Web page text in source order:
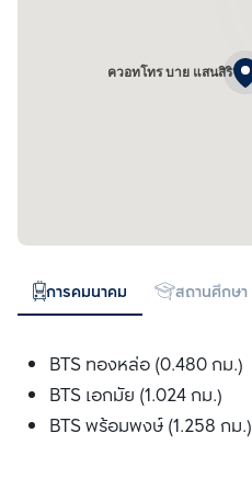
ควอทโทร บาย แสนสิริ
การคมนาคม สถานศึกษา
BTS ทองหล่อ (0.480 กม.)
BTS เอกมัย (1.024 กม.)
BTS พร้อมพงษ์ (1.258 กม.)